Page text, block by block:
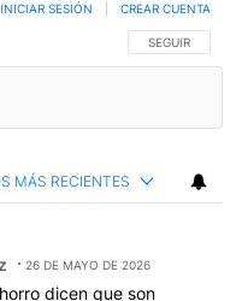
SIGA ESTA
SEGUIR
INICIAR SESIÓN CREAR CUENTA
MÁS RECIENTES
26 DE MAYO DE 2026
dicen que son